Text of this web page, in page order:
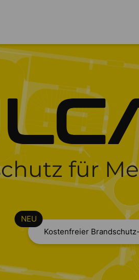
für
Kostenfreier